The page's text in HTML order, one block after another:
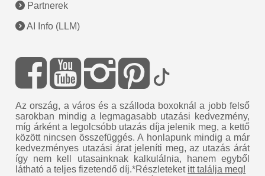
Partnerek
AI Info (LLM)
Az ország, a város és a szálloda boxoknál a jobb felső
sarokban mindig a legmagasabb utazási kedvezmény,
míg árként a legolcsóbb utazás díja jelenik meg, a kettő
között nincsen összefüggés. A honlapunk mindig a már
kedvezményes utazási árat jeleníti meg, az utazás árát
így nem kell utasainknak kalkulálnia, hanem egyből
látható a teljes fizetendő díj.*Részleteket itt találja meg!